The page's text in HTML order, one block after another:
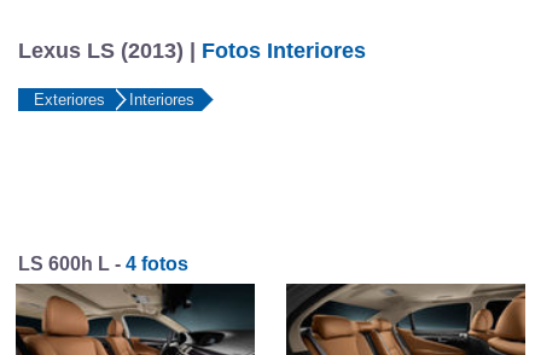
Lexus LS (2013) | Fotos Interiores
Exteriores Interiores
LS 600h L - 4 fotos